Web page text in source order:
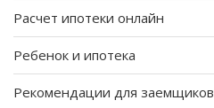
Расчет ипотеки онлайн
Ребенок и ипотека
Рекомендации для заемщиков